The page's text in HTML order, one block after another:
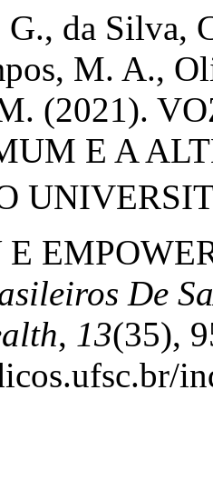
da Silva,
M. A.,
(2021).
E A
E
De
, 13(35),